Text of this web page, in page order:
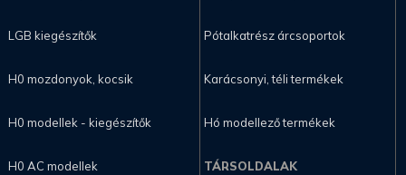
LGB kiegészítők
H0 mozdonyok, kocsik
H0 modellek - kiegészítők
H0 AC modellek
Pótalkatrész árcsoportok
Karácsonyi, téli termékek
Hó modellező termékek
TÁRSOLDALAK